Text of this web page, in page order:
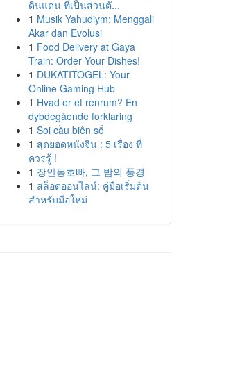
ดินแดน ที่เป็นส่วนตั...
1 Musik Yahudiym: Menggali
Akar dan Evolusi
1 Food Delivery at Gaya
Train: Order Your Dishes!
1 DUKATITOGEL: Your
Online Gaming Hub
1 Hvad er et renrum? En
dybdegående forklaring
1 Soi cầu biên số
1 สุดยอดหนังจีน : 5 เรื่อง ที่
ควรรู้ !
1 장안동호빠, 그 밤의 풍경
1 สล็อตออนไลน์: คู่มือเริ่มต้น
สำหรับมือใหม่